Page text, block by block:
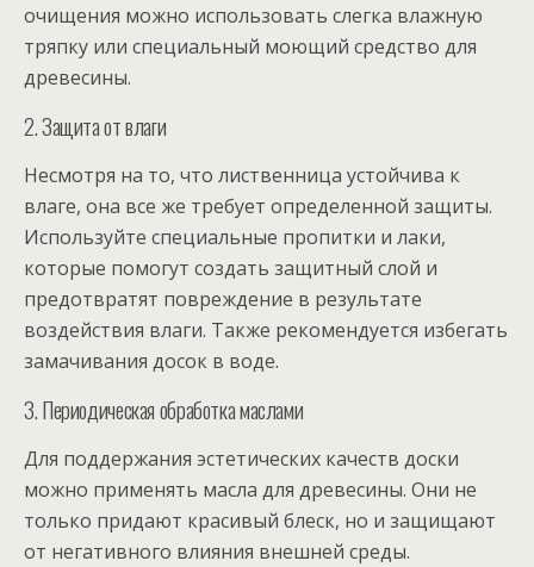
очищения можно использовать слегка влажную
тряпку или специальный моющий средство для
древесины.
2. Защита от влаги
Несмотря на то, что лиственница устойчива к
влаге, она все же требует определенной защиты.
Используйте специальные пропитки и лаки,
которые помогут создать защитный слой и
предотвратят повреждение в результате
воздействия влаги. Также рекомендуется избегать
замачивания досок в воде.
3. Периодическая обработка маслами
Для поддержания эстетических качеств доски
можно применять масла для древесины. Они не
только придают красивый блеск, но и защищают
от негативного влияния внешней среды.